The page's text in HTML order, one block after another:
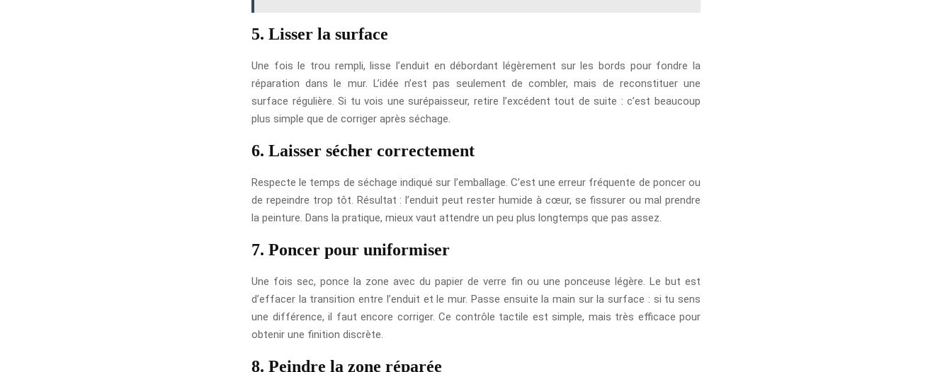
5. Lisser la surface
Une fois le trou rempli, lisse l’enduit en débordant légèrement sur les bords pour fondre la
réparation dans le mur. L’idée n’est pas seulement de combler, mais de reconstituer une
surface régulière. Si tu vois une surépaisseur, retire l’excédent tout de suite : c’est beaucoup
plus simple que de corriger après séchage.
6. Laisser sécher correctement
Respecte le temps de séchage indiqué sur l’emballage. C’est une erreur fréquente de poncer ou
de repeindre trop tôt. Résultat : l’enduit peut rester humide à cœur, se fissurer ou mal prendre
la peinture. Dans la pratique, mieux vaut attendre un peu plus longtemps que pas assez.
7. Poncer pour uniformiser
Une fois sec, ponce la zone avec du papier de verre fin ou une ponceuse légère. Le but est
d’effacer la transition entre l’enduit et le mur. Passe ensuite la main sur la surface : si tu sens
une différence, il faut encore corriger. Ce contrôle tactile est simple, mais très efficace pour
obtenir une finition discrète.
8. Peindre la zone réparée